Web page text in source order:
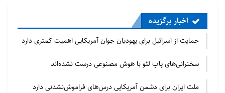
اخبار برگزیده
حمایت از اسرائیل برای یهودیان جوان آمریکایی اهمیت کمتری دارد
سخنرانی‌های پاپ لئو با هوش مصنوعی درست نشده‌اند
ملت ایران برای دشمن آمریکایی درس‌های فراموش‌نشدنی دارد